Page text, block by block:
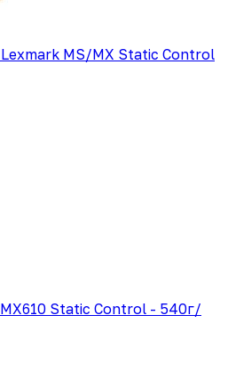
MS/MX Static Control
Static Control - 540г/